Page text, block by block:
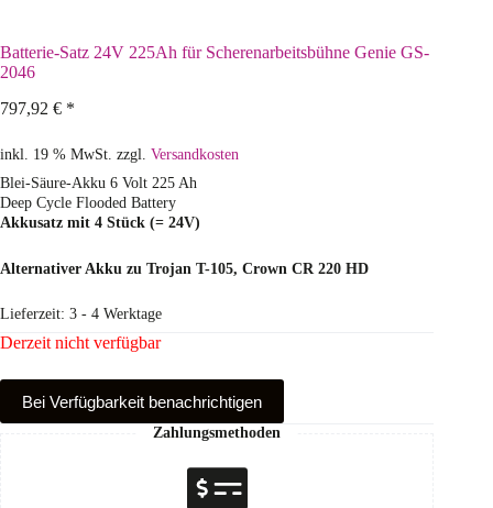
Batterie-Satz 24V 225Ah für Scherenarbeitsbühne Genie GS-
2046
797,92 € *
inkl. 19 % MwSt. zzgl. Versandkosten
Blei-Säure-Akku 6 Volt 225 Ah
Deep Cycle Flooded Battery
Akkusatz mit 4 Stück (= 24V)
Alternativer Akku zu Trojan T-105, Crown CR 220 HD
Lieferzeit: 3 - 4 Werktage
Derzeit nicht verfügbar
Bei Verfüg­barkeit benachrichtigen
Zahlungsmethoden